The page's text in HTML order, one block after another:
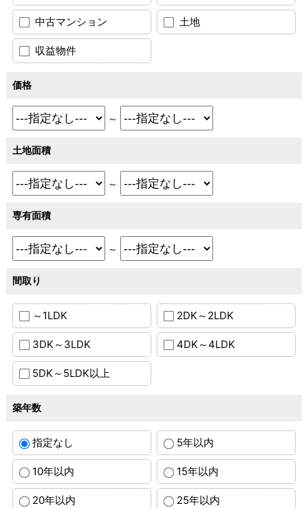
中古マンション 土地
収益物件
価格
～
土地面積
～
専有面積
～
間取り
～1LDK 2DK～2LDK
3DK～3LDK 4DK～4LDK
5DK～5LDK以上
築年数
指定なし 5年以内
10年以内 15年以内
20年以内 25年以内